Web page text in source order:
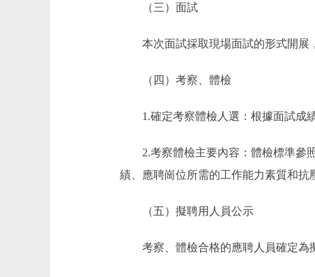
（三）面試
本次面試採取現場面試的形式開展，
（四）考察、體檢
1.確定考察體檢人選：根據面試成績
2.考察體檢主要內容：體檢標準參照
績、應聘崗位所需的工作能力素質和抗
（五）擬聘用人員公示
考察、體檢合格的應聘人員確定為擬